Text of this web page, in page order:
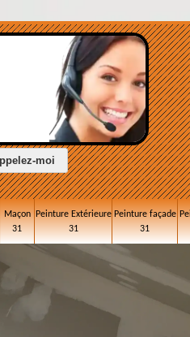
Maçon
31
Peinture Extérieure
31
Peinture façade
31